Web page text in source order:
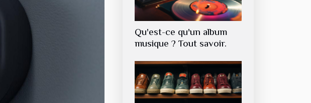
Qu'est-ce qu'un album
musique ? Tout savoir.